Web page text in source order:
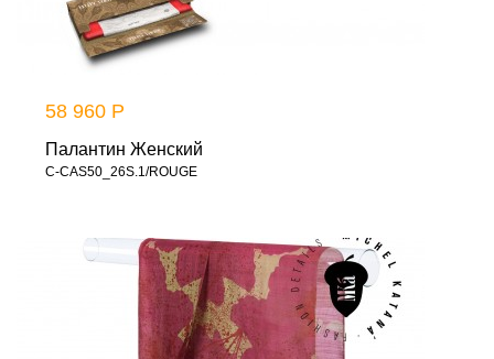
58 960 Р
Палантин Женский
C-CAS50_26S.1/ROUGE